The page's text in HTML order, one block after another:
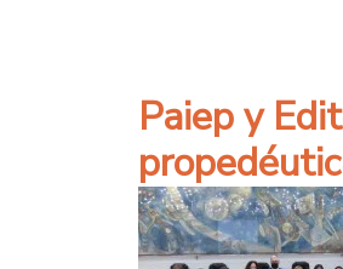
Paiep y